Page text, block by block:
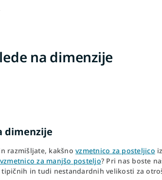
na dimenzije
dimenzije
razmišljate, kakšno vzmetnico za posteljico
za manjšo posteljo? Pri nas boste
tipičnih in tudi nestandardnih velikosti za